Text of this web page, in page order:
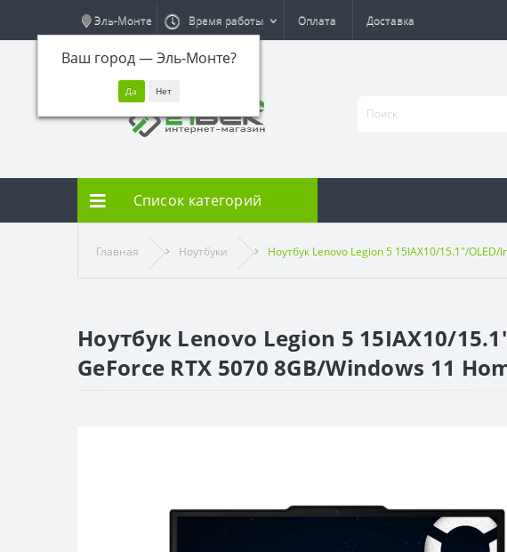
Эль-Монте
Ваш город —Эль-Монте?
Время работы Оплата Доставка
Список категорий
Главная Ноутбуки Ноутбук Lenovo Legion 5 15IAX10/15.1"/
Ноутбук Lenovo Legion 5 15IAX10/
GeForce RTX 5070 8GB/Windows 11